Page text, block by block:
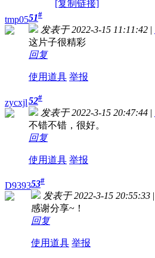
[复制链接]
tmp0551#
发表于 2022-3-15 11:11:42 |
这片子很精彩
回复
使用道具 举报
zycxjl52#
发表于 2022-3-15 20:47:44 |
不错不错，很好。
回复
使用道具 举报
D939353#
发表于 2022-3-15 20:55:33 |
感谢分享~！
回复
使用道具 举报